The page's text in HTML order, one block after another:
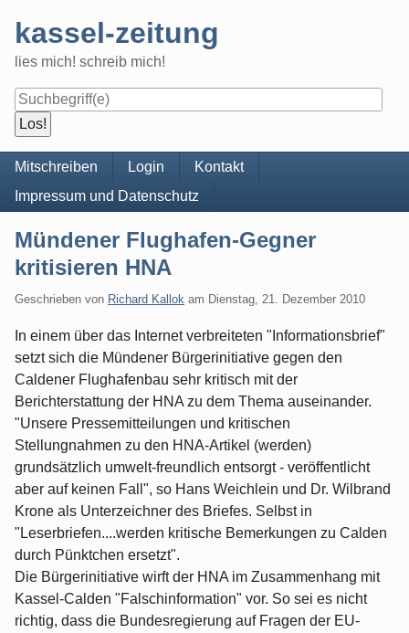
content
kassel-zeitung
lies mich! schreib mich!
Navigation
Mitschreiben Login
Kontakt
Impressum und Datenschutz
Mündener Flughafen-Gegner
kritisieren HNA
Geschrieben von Richard Kallok am Dienstag, 21. Dezember 2010
In einem über das Internet verbreiteten "Informationsbrief"
setzt sich die Mündener Bürgerinitiative gegen den
Caldener Flughafenbau sehr kritisch mit der
Berichterstattung der HNA zu dem Thema auseinander.
"Unsere Pressemitteilungen und kritischen
Stellungnahmen zu den HNA-Artikel (werden)
grundsätzlich umwelt-freundlich entsorgt - veröffentlicht
aber auf keinen Fall", so Hans Weichlein und Dr. Wilbrand
Krone als Unterzeichner des Briefes. Selbst in
"Leserbriefen....werden kritische Bemerkungen zu Calden
durch Pünktchen ersetzt".
Die Bürgerinitiative wirft der HNA im Zusammenhang mit
Kassel-Calden "Falschinformation" vor. So sei es nicht
richtig, dass die Bundesregierung auf Fragen der EU-